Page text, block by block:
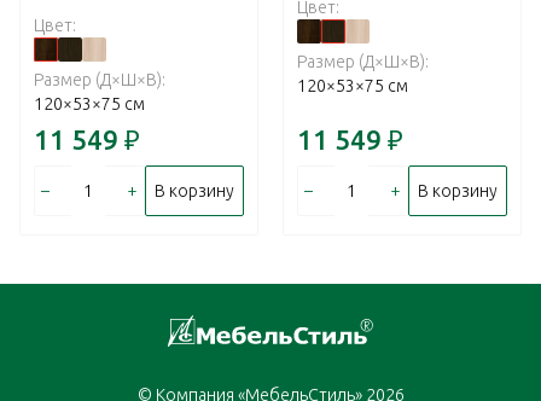
Цвет:
Размер (Д×Ш×В):
120×53×75 см
11 549 ₽
– + В корзину
Цвет:
Размер (Д×Ш×В):
120×53×75 см
11 549 ₽
– + В корзину
© Компания «МебельСтиль» 2026